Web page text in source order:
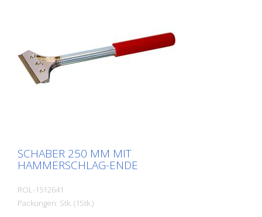
SCHABER 250 MM MIT
HAMMERSCHLAG-ENDE
ROL-1512641
Packungen: Stk. (1Stk.)